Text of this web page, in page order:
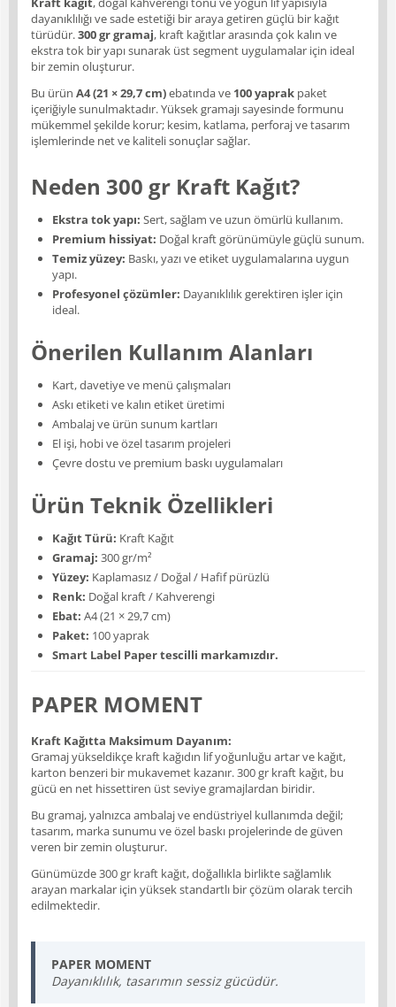
dayanıklılığı ve sade estetiği bir araya getiren güçlü bir kağıt
türüdür.300 gr gramaj, kraft kağıtlar arasında çok kalın ve
ekstra tok bir yapı sunarak üst segment uygulamalar için ideal
bir zemin oluşturur.
Bu ürün A4 (21 × 29,7 cm)ebatında ve 100 yaprak paket
içeriğiyle sunulmaktadır. Yüksek gramajı sayesinde formunu
mükemmel şekilde korur; kesim, katlama, perforaj ve tasarım
işlemlerinde net ve kaliteli sonuçlar sağlar.
Neden 300 gr Kraft Kağıt?
Ekstra tok yapı: Sert, sağlam ve uzun ömürlü kullanım.
Premium hissiyat: Doğal kraft görünümüyle güçlü sunum.
Temiz yüzey: Baskı, yazı ve etiket uygulamalarına uygun
yapı.
Profesyonel çözümler: Dayanıklılık gerektiren işler için
ideal.
Önerilen Kullanım Alanları
Kart, davetiye ve menü çalışmaları
Askı etiketi ve kalın etiket üretimi
Ambalaj ve ürün sunum kartları
El işi, hobi ve özel tasarım projeleri
Çevre dostu ve premium baskı uygulamaları
Ürün Teknik Özellikleri
Kağıt Türü: Kraft Kağıt
Gramaj: 300 gr/m²
Yüzey: Kaplamasız / Doğal / Hafif pürüzlü
Renk: Doğal kraft / Kahverengi
Ebat: A4 (21 × 29,7 cm)
Paket: 100 yaprak
Smart Label Paper tescilli markamızdır.
PAPER MOMENT
Kraft Kağıtta Maksimum Dayanım:
Gramaj yükseldikçe kraft kağıdın lif yoğunluğu artar ve kağıt,
karton benzeri bir mukavemet kazanır. 300 gr kraft kağıt, bu
gücü en net hissettiren üst seviye gramajlardan biridir.
Bu gramaj, yalnızca ambalaj ve endüstriyel kullanımda değil;
tasarım, marka sunumu ve özel baskı projelerinde de güven
veren bir zemin oluşturur.
Günümüzde 300 gr kraft kağıt, doğallıkla birlikte sağlamlık
arayan markalar için yüksek standartlı bir çözüm olarak tercih
edilmektedir.
PAPER MOMENT
Dayanıklılık, tasarımın sessiz gücüdür.